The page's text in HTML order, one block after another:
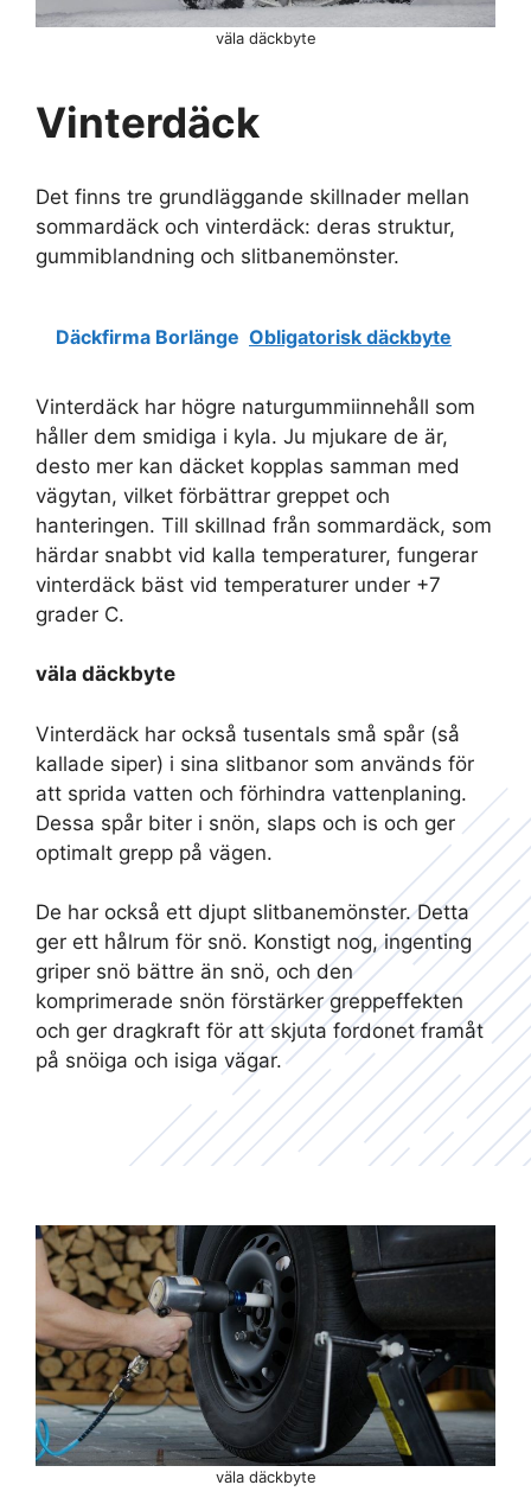
Vinterdäck
Det finns tre grundläggande skillnader mellan
sommardäck och vinterdäck: deras struktur,
gummiblandning och slitbanemönster.
Däckfirma Borlänge Obligatorisk däckbyte
Vinterdäck har högre naturgummiinnehåll som
håller dem smidiga i kyla. Ju mjukare de är,
desto mer kan däcket kopplas samman med
vägytan, vilket förbättrar greppet och
hanteringen. Till skillnad från sommardäck, som
härdar snabbt vid kalla temperaturer, fungerar
vinterdäck bäst vid temperaturer under +7
grader C.
väla däckbyte
Vinterdäck har också tusentals små spår (så
kallade siper) i sina slitbanor som används för
att sprida vatten och förhindra vattenplaning.
Dessa spår biter i snön, slaps och is och ger
optimalt grepp på vägen.
De har också ett djupt slitbanemönster. Detta
ger ett hålrum för snö. Konstigt nog, ingenting
griper snö bättre än snö, och den
komprimerade snön förstärker greppeffekten
och ger dragkraft för att skjuta fordonet framåt
på snöiga och isiga vägar.
väla däckbyte
väla däckbyte